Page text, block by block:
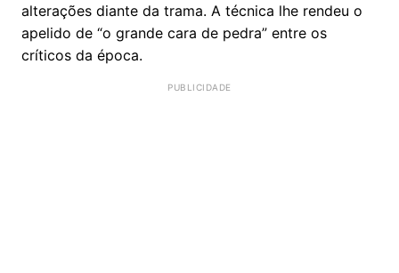
alterações diante da trama. A técnica lhe rendeu o
apelido de “o grande cara de pedra” entre os
críticos da época.